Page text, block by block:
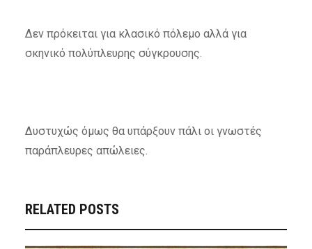
Δεν πρόκειται για κλασικό πόλεμο αλλά για
σκηνικό πολύπλευρης σύγκρουσης.
Δυστυχώς όμως θα υπάρξουν πάλι οι γνωστές
παράπλευρες απώλειες.
RELATED POSTS